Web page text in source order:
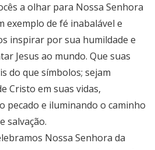
a olhar para Nossa Senhora
exemplo de fé inabalável e
inspirar por sua humildade e
Jesus ao mundo. Que suas
do que símbolos; sejam
Cristo em suas vidas,
pecado e iluminando o caminho
salvação.
Nossa Senhora da